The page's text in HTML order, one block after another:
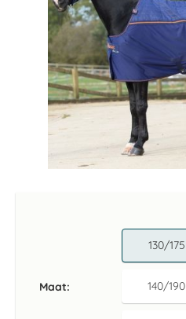
Maat
130/175
140/190
gallerij